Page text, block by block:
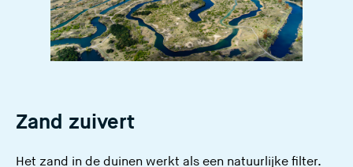
Zand zuivert
Het zand in de duinen werkt als een natuurlijke filter.